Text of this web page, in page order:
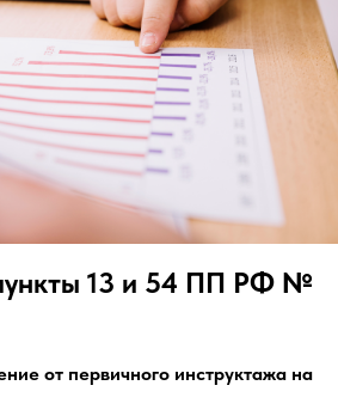
13 и 54 ПП РФ №
от первичного инструктажа на